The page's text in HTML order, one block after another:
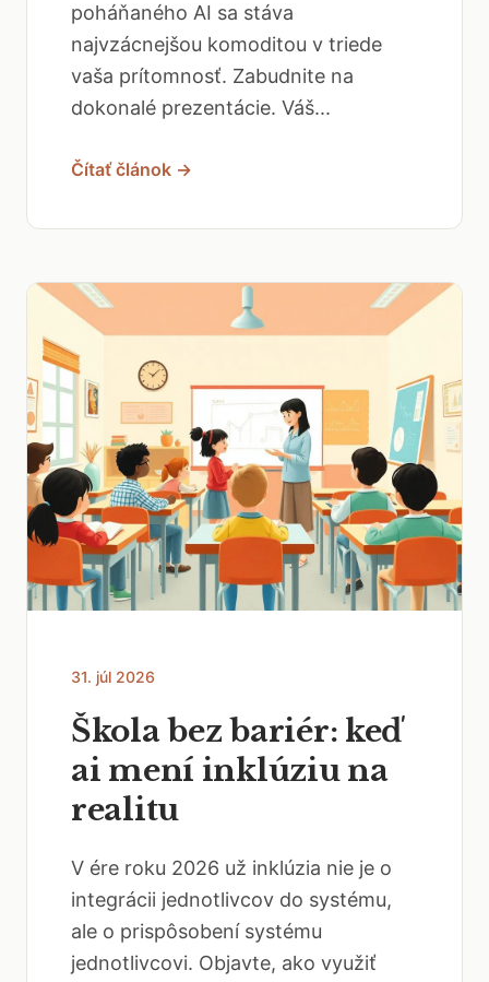
poháňaného AI sa stáva
najvzácnejšou komoditou v triede
vaša prítomnosť. Zabudnite na
dokonalé prezentácie. Váš...
Čítať článok →
31. júl 2026
Škola bez bariér: keď
ai mení inklúziu na
realitu
V ére roku 2026 už inklúzia nie je o
integrácii jednotlivcov do systému,
ale o prispôsobení systému
jednotlivcovi. Objavte, ako využiť